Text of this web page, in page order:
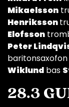
Mikaelsson
Henriksson
Elofsson
Peter
baritonsaxofon
Wiklund bas
28.3